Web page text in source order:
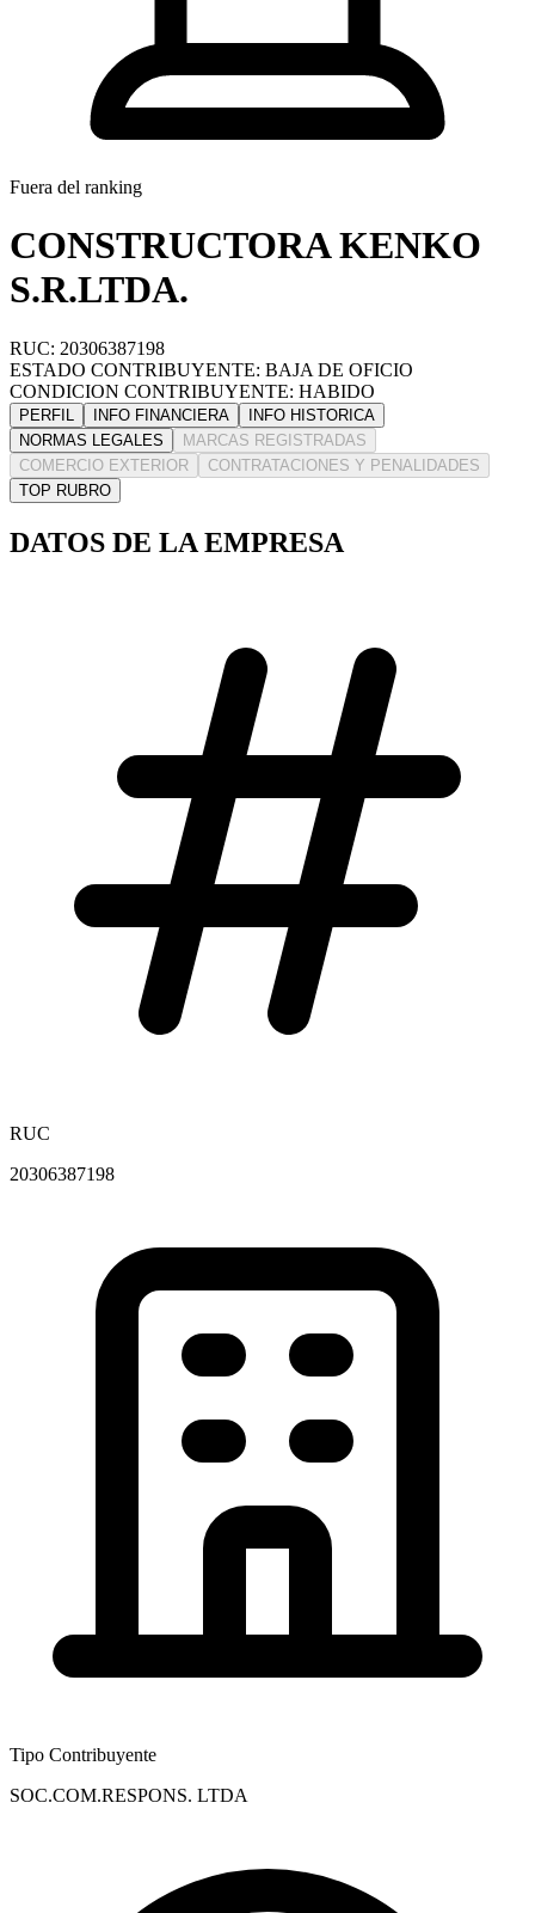
Fuera del ranking
CONSTRUCTORA KENKO
S.R.LTDA.
RUC: 20306387198
ESTADO CONTRIBUYENTE: BAJA DE OFICIO
CONDICION CONTRIBUYENTE: HABIDO
PERFIL INFO FINANCIERA
INFO HISTORICA
NORMAS LEGALES
MARCAS REGISTRADAS
COMERCIO EXTERIOR
CONTRATACIONES Y PENALIDADES
TOP RUBRO
DATOS DE LA EMPRESA
RUC
20306387198
Tipo Contribuyente
SOC.COM.RESPONS. LTDA